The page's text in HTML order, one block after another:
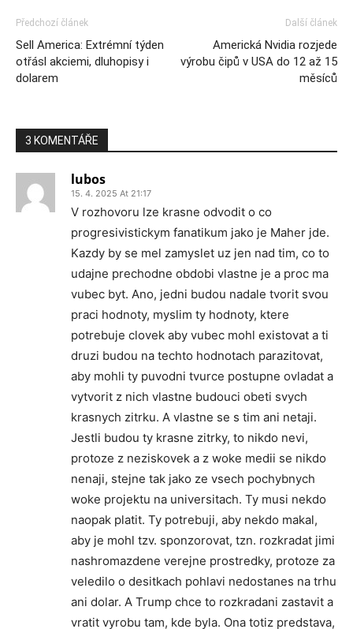
Předchozí článek
Sell America: Extrémní týden
otřásl akciemi, dluhopisy i
dolarem
Další článek
Americká Nvidia rozjede
výrobu čipů v USA do 12 až 15
měsíců
3 KOMENTÁŘE
lubos
15. 4. 2025 At 21:17
V rozhovoru lze krasne odvodit o co
progresivistickym fanatikum jako je Maher jde.
Kazdy by se mel zamyslet uz jen nad tim, co to
udajne prechodne obdobi vlastne je a proc ma
vubec byt. Ano, jedni budou nadale tvorit svou
praci hodnoty, myslim ty hodnoty, ktere
potrebuje clovek aby vubec mohl existovat a ti
druzi budou na techto hodnotach parazitovat,
aby mohli ty puvodni tvurce postupne ovladat a
vytvorit z nich vlastne budouci obeti svych
krasnych zitrku. A vlastne se s tim ani netaji.
Jestli budou ty krasne zitrky, to nikdo nevi,
protoze z neziskovek a z woke medii se nikdo
nenaji, stejne tak jako ze vsech pochybnych
woke projektu na universitach. Ty musi nekdo
naopak platit. Ty potrebuji, aby nekdo makal,
aby je mohl tzv. sponzorovat, tzn. rozkradat jimi
nashromazdene verejne prostredky, protoze za
veledilo o desitkach pohlavi nedostanes na trhu
ani dolar. A Trump chce to rozkradani zastavit a
vratit vyrobu tam, kde byla. Ona totiz predstava,